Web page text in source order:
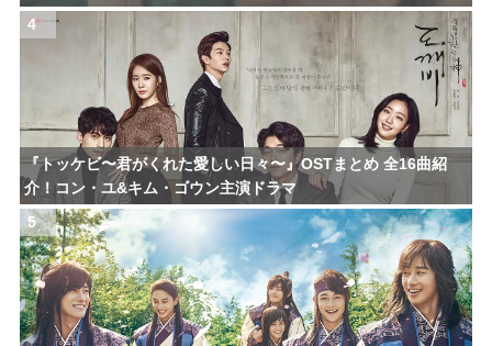
4
『トッケビ〜君がくれた愛しい日々〜』OSTまとめ 全16曲紹
介！コン・ユ&キム・ゴウン主演ドラマ
5